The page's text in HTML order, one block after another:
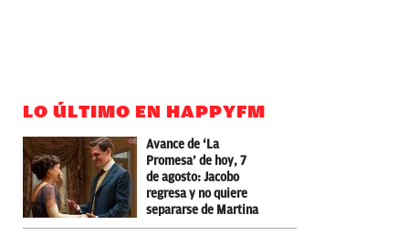
LO ÚLTIMO EN HAPPYFM
Avance de ‘La
Promesa’ de hoy, 7
de agosto: Jacobo
regresa y no quiere
separarse de Martina